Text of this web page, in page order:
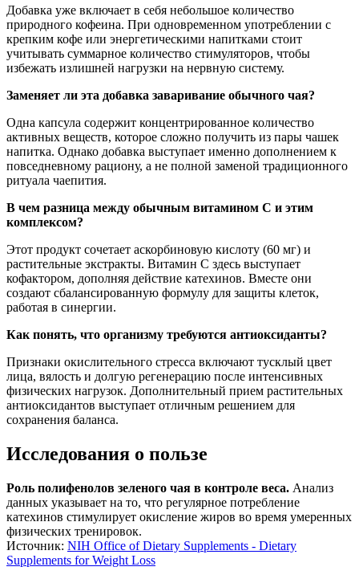
Добавка уже включает в себя небольшое количество
природного кофеина. При одновременном употреблении с
крепким кофе или энергетическими напитками стоит
учитывать суммарное количество стимуляторов, чтобы
избежать излишней нагрузки на нервную систему.
Заменяет ли эта добавка заваривание обычного чая?
Одна капсула содержит концентрированное количество
активных веществ, которое сложно получить из пары чашек
напитка. Однако добавка выступает именно дополнением к
повседневному рациону, а не полной заменой традиционного
ритуала чаепития.
В чем разница между обычным витамином С и этим
комплексом?
Этот продукт сочетает аскорбиновую кислоту (60 мг) и
растительные экстракты. Витамин С здесь выступает
кофактором, дополняя действие катехинов. Вместе они
создают сбалансированную формулу для защиты клеток,
работая в синергии.
Как понять, что организму требуются антиоксиданты?
Признаки окислительного стресса включают тусклый цвет
лица, вялость и долгую регенерацию после интенсивных
физических нагрузок. Дополнительный прием растительных
антиоксидантов выступает отличным решением для
сохранения баланса.
Исследования о пользе
Роль полифенолов зеленого чая в контроле веса. Анализ
данных указывает на то, что регулярное потребление
катехинов стимулирует окисление жиров во время умеренных
физических тренировок.
Источник: NIH Office of Dietary Supplements - Dietary
Supplements for Weight Loss